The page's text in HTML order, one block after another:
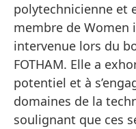
polytechnicienne et
membre de Women
intervenue lors du
FOTHAM. Elle a
potentiel et à
domaines de la
soulignant que ces